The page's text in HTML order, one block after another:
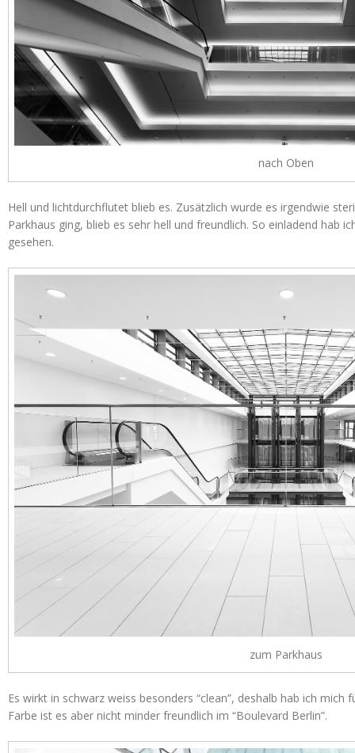
nach Oben
Hell und lichtdurchflutet blieb es. Zusätzlich wurde es irgendwie
Parkhaus ging, blieb es sehr hell und freundlich. So einladend hab
gesehen.
zum Parkhaus
Es wirkt in schwarz weiss besonders “clean”, deshalb hab ich mich
Farbe ist es aber nicht minder freundlich im “Boulevard Berlin”.